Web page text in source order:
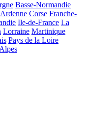
Basse-Normandie
Corse Franche-
Ile-de-France La
Lorraine Martinique
Pays de la Loire